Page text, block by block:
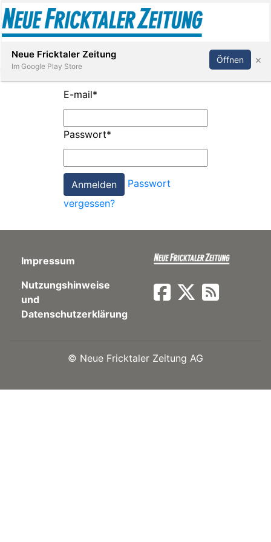
Paper
App
Abonnieren Anmelden
E-mail*
Passwort*
Passwort
vergessen?
Impressum
Nutzungshinweise
und
Datenschutzerklärung
© Neue Fricktaler Zeitung AG
Neue Fricktaler Zeitung
Im Google Play Store
Öffnen ×